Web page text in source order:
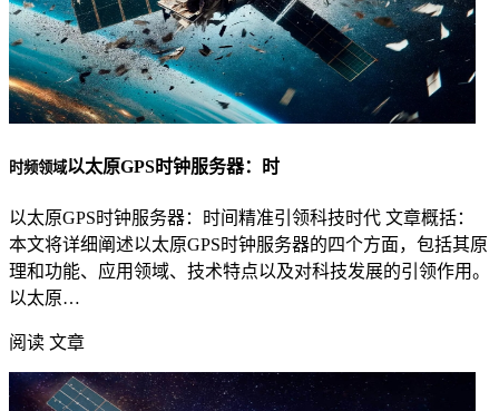
时频领域以太原GPS时钟服务器：时
以太原GPS时钟服务器：时间精准引领科技时代 文章概括：
本文将详细阐述以太原GPS时钟服务器的四个方面，包括其原
理和功能、应用领域、技术特点以及对科技发展的引领作用。
以太原…
阅读 文章